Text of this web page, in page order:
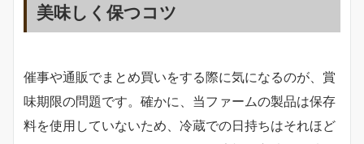
美味しく保つコツ
催事や通販でまとめ買いをする際に気になるのが、賞
味期限の問題です。確かに、当ファームの製品は保存
料を使用していないため、冷蔵での日持ちはそれほど